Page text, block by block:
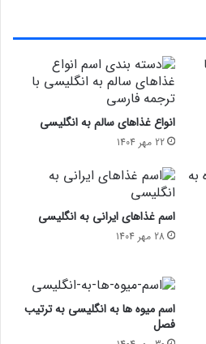
انواع غذاهای سالم به انگلیسی
22 مهر 1404
اسم غذاهای ایرانی به انگلیسی
28 مهر 1404
اسم میوه‌ ها به انگلیسی به ترتیب
فصل